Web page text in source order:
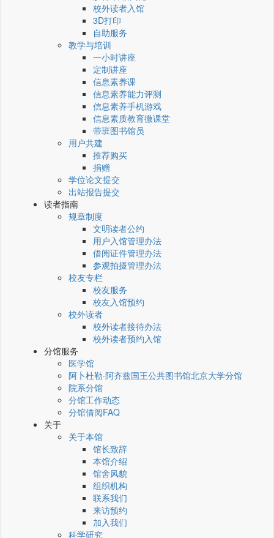
校外读者入馆
3D打印
自助服务
教学与培训
一小时讲座
定制讲座
信息素养课
信息素养能力评测
信息素养手机游戏
信息素质教育微课堂
带班图书馆员
用户共建
推荐购买
捐赠
学位论文提交
出站报告提交
读者指南
规章制度
文明读者公约
用户入馆管理办法
借阅证件管理办法
参观拍摄管理办法
校友专栏
校友服务
校友入馆预约
校外读者
校外读者接待办法
校外读者预约入馆
分馆服务
医学馆
阿卜杜勒·阿齐兹国王公共图书馆北京大学分馆
院系分馆
分馆工作动态
分馆借阅FAQ
关于
关于本馆
馆长致辞
本馆介绍
馆舍风貌
组织机构
联系我们
来访预约
加入我们
科学研究